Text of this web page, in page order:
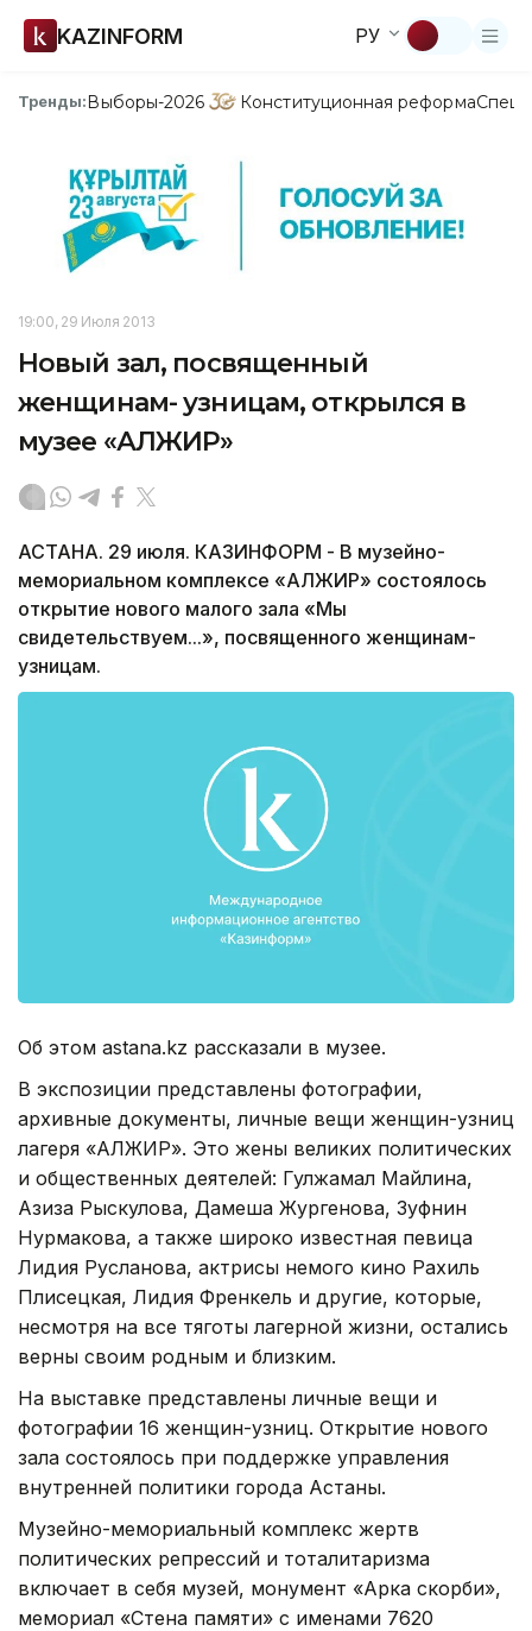
KAZINFORM РУ
Тренды:Выборы-2026 Конституционная реформа
19:00, 29 Июля 2013
Новый зал, посвященный
женщинам- узницам, открылся в
музее «АЛЖИР»
АСТАНА. 29 июля. КАЗИНФОРМ - В музейно-
мемориальном комплексе «АЛЖИР» состоялось
открытие нового малого зала «Мы
свидетельствуем...», посвященного женщинам-
узницам.
Об этом astana.kz рассказали в музее.
В экспозиции представлены фотографии,
архивные документы, личные вещи женщин-узниц
лагеря «АЛЖИР». Это жены великих политических
и общественных деятелей: Гулжамал Майлина,
Азиза Рыскулова, Дамеша Жургенова, Зуфнин
Нурмакова, а также широко известная певица
Лидия Русланова, актрисы немого кино Рахиль
Плисецкая, Лидия Френкель и другие, которые,
несмотря на все тяготы лагерной жизни, остались
верны своим родным и близким.
На выставке представлены личные вещи и
фотографии 16 женщин-узниц. Открытие нового
зала состоялось при поддержке управления
внутренней политики города Астаны.
Музейно-мемориальный комплекс жертв
политических репрессий и тоталитаризма
включает в себя музей, монумент «Арка скорби»,
мемориал «Стена памяти» с именами 7620